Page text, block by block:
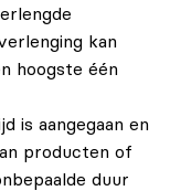
kan
hoogste één
is aangegaan en
producten of
duur